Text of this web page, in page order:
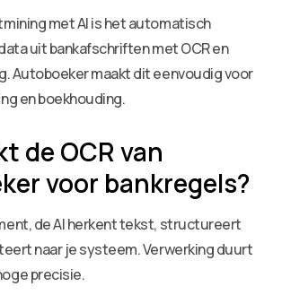
met AI is het automatisch
uit bankafschriften met OCR en
Autoboeker maakt dit eenvoudig voor
en boekhouding.
de OCR van
voor bankregels?
de AI herkent tekst, structureert
naar je systeem. Verwerking duurt
precisie.